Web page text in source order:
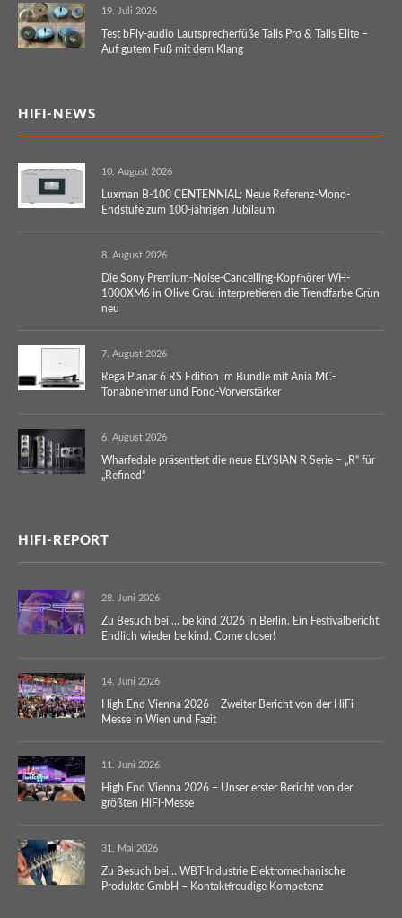
19. Juli 2026
Test bFly-audio Lautsprecherfüße Talis Pro & Talis Elite –
Auf gutem Fuß mit dem Klang
HIFI-NEWS
10. August 2026
Luxman B-100 CENTENNIAL: Neue Referenz-Mono-
Endstufe zum 100-jährigen Jubiläum
8. August 2026
Die Sony Premium-Noise-Cancelling-Kopfhörer WH-
1000XM6 in Olive Grau interpretieren die Trendfarbe Grün
neu
7. August 2026
Rega Planar 6 RS Edition im Bundle mit Ania MC-
Tonabnehmer und Fono-Vorverstärker
6. August 2026
Wharfedale präsentiert die neue ELYSIAN R Serie – „R“ für
„Refined“
HIFI-REPORT
28. Juni 2026
Zu Besuch bei … be kind 2026 in Berlin. Ein Festivalbericht.
Endlich wieder be kind. Come closer!
14. Juni 2026
High End Vienna 2026 – Zweiter Bericht von der HiFi-
Messe in Wien und Fazit
11. Juni 2026
High End Vienna 2026 – Unser erster Bericht von der
größten HiFi-Messe
31. Mai 2026
Zu Besuch bei… WBT-Industrie Elektromechanische
Produkte GmbH – Kontaktfreudige Kompetenz